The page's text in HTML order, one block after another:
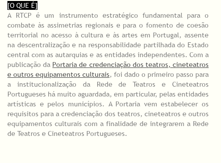
[O QUE É]
A RTCP é um instrumento estratégico fundamental para o
combate às assimetrias regionais e para o fomento de coesão
territorial no acesso à cultura e às artes em Portugal, assente
na descentralização e na responsabilidade partilhada do Estado
central com as autarquias e as entidades independentes. Com a
publicação da Portaria de credenciação dos teatros, cineteatros
e outros equipamentos culturais, foi dado o primeiro passo para
a institucionalização da Rede de Teatros e Cineteatros
Portugueses há muito aguardada, em particular, pelas entidades
artísticas e pelos municípios. A Portaria vem estabelecer os
requisitos para a credenciação dos teatros, cineteatros e outros
equipamentos culturais com a finalidade de integrarem a Rede
de Teatros e Cineteatros Portugueses.